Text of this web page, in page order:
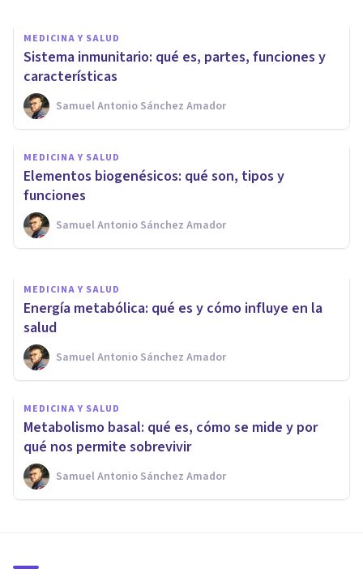
MEDICINA Y SALUD
Sistema inmunitario: qué es, partes, funciones y
características
Samuel Antonio Sánchez Amador
MEDICINA Y SALUD
Elementos biogenésicos: qué son, tipos y
funciones
Samuel Antonio Sánchez Amador
Biomoléculas: qué son, tipos,
funciones y características
Samuel Antonio Sánchez Amador
MEDICINA Y SALUD
Energía metabólica: qué es y cómo influye en la
salud
Samuel Antonio Sánchez Amador
MEDICINA Y SALUD
Metabolismo basal: qué es, cómo se mide y por
qué nos permite sobrevivir
Samuel Antonio Sánchez Amador